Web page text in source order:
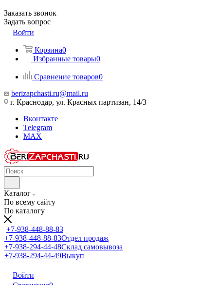
Заказать звонок
Задать вопрос
Войти
Корзина0
Избранные товары0
Сравнение товаров0
berizapchasti.ru@mail.ru
г. Краснодар, ул. Красных партизан, 14/3
Вконтакте
Telegram
MAX
Каталог
По всему сайту
По каталогу
+7-938-448-88-83
+7-938-448-88-83Отдел продаж
+7-938-294-44-48Склад самовывоза
+7-938-294-44-49Выкуп
Войти